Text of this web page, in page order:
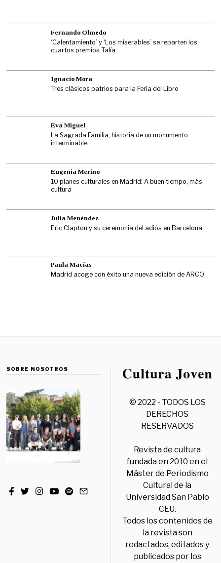
Fernando Olmedo
‘Calentamiento’ y ‘Los miserables’ se reparten los
cuartos premios Talía
Ignacio Mora
Tres clásicos patrios para la Feria del Libro
Eva Miguel
La Sagrada Familia, historia de un monumento
interminable
Eugenia Merino
10 planes culturales en Madrid: A buen tiempo, más
cultura
Julia Menéndez
Eric Clapton y su ceremonia del adiós en Barcelona
Paula Macías
Madrid acoge con éxito una nueva edición de ARCO
SOBRE NOSOTROS
© 2022 - TODOS LOS
DERECHOS
RESERVADOS
Revista de cultura
fundada en 2010 en el
Máster de Periodismo
Cultural de la
Universidad San Pablo
CEU.
Todos los contenidos de
la revista son
redactados, editados y
publicados por los